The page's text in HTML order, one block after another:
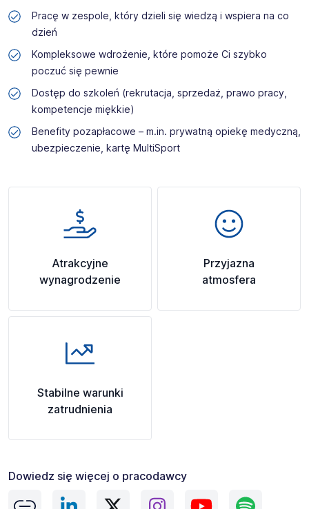
Pracę w zespole, który dzieli się wiedzą i wspiera na co
dzień
Kompleksowe wdrożenie, które pomoże Ci szybko
poczuć się pewnie
Dostęp do szkoleń (rekrutacja, sprzedaż, prawo pracy,
kompetencje miękkie)
Benefity pozapłacowe – m.in. prywatną opiekę medyczną,
ubezpieczenie, kartę MultiSport
Atrakcyjne
wynagrodzenie
Przyjazna
atmosfera
Stabilne warunki
zatrudnienia
Dowiedz się więcej o pracodawcy